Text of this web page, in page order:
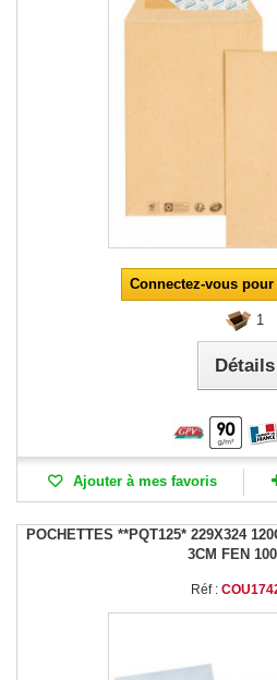
Connectez-vous
1
Détails
Ajouter à mes favoris
POCHETTES **PQT125* 229X324
3CM FEN
Réf :